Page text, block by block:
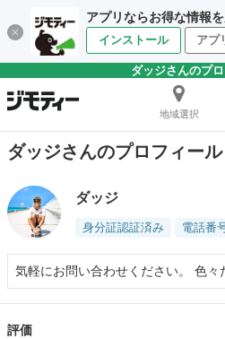
アプリならお得な情報
インストール アプ
ダッジさんのプ
地域選択
ダッジさんのプロフィール
ダッジ
身分証認証済み 電話番
気軽にお問い合わせください。 色々
評価